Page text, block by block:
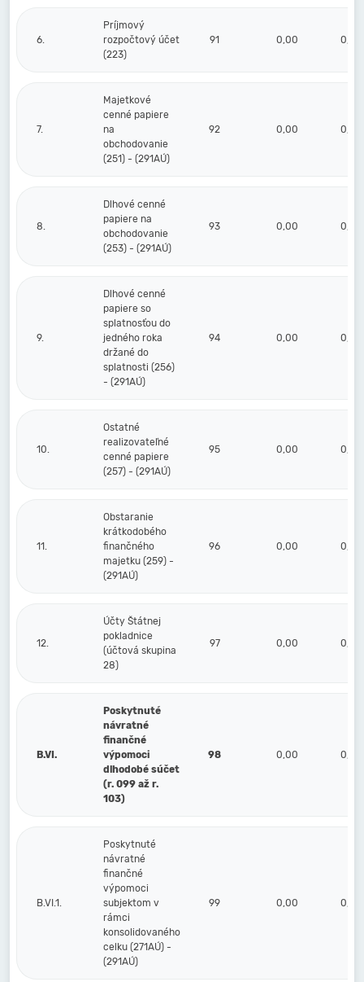
6.
Príjmový
rozpočtový účet
(223)
91 0,00 0,00
7.
Majetkové
cenné papiere
na
obchodovanie
(251) - (291AÚ)
92 0,00 0,00
8.
Dlhové cenné
papiere na
obchodovanie
(253) - (291AÚ)
93 0,00 0,00
9.
Dlhové cenné
papiere so
splatnosťou do
jedného roka
držané do
splatnosti (256)
- (291AÚ)
94 0,00 0,00
10.
Ostatné
realizovateľné
cenné papiere
(257) - (291AÚ)
95 0,00 0,00
11.
Obstaranie
krátkodobého
finančného
majetku (259) -
(291AÚ)
96 0,00 0,00
12.
Účty Štátnej
pokladnice
(účtová skupina
28)
97 0,00 0,00
B.VI.
Poskytnuté
návratné
finančné
výpomoci
dlhodobé súčet
(r. 099 až r.
103)
98 0,00 0,00
B.VI.1.
Poskytnuté
návratné
finančné
výpomoci
subjektom v
rámci
konsolidovaného
celku (271AÚ) -
(291AÚ)
99 0,00 0,00